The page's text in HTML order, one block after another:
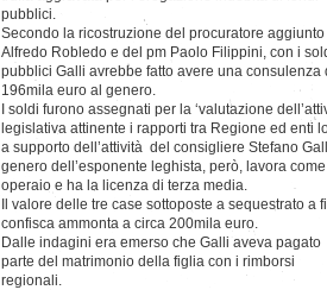
pubblici.
Secondo la ricostruzione del procuratore aggiunto
Alfredo Robledo e del pm Paolo Filippini, con i
pubblici Galli avrebbe fatto avere una consulenza
196mila euro al genero.
I soldi furono assegnati per la ‘valutazione
legislativa attinente i rapporti tra Regione ed enti
a supporto dell’attività del consigliere Stefano
genero dell’esponente leghista, però, lavora come
operaio e ha la licenza di terza media.
Il valore delle tre case sottoposte a sequestrato a
confisca ammonta a circa 200mila euro.
Dalle indagini era emerso che Galli aveva pagato
parte del matrimonio della figlia con i rimborsi
regionali.